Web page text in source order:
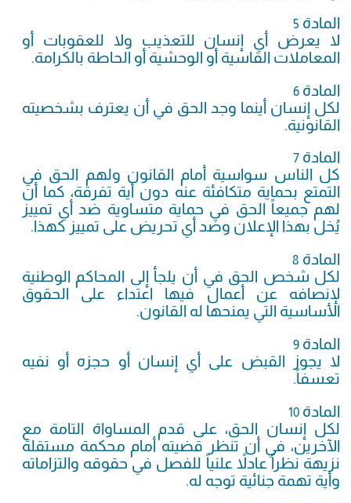
المادة 5
لا يعرض أي إنسان للتعذيب ولا للعقوبات أو
المعاملات القاسية أو الوحشية أو الحاطة بالكرامة.
المادة 6
لكل إنسان أينما وجد الحق في أن يعترف بشخصيته
القانونية.
المادة 7
كل الناس سواسية أمام القانون ولهم الحق في
التمتع بحماية متكافئة عنه دون أية تفرقة، كما أن
لهم جميعاً الحق في حماية متساوية ضد أي تمييز
يُخل بهذا الإعلان وضد أي تحريض على تمييز كهذا.
المادة 8
لكل شخص الحق في أن يلجأ إلى المحاكم الوطنية
لإنصافه عن أعمال فيها اعتداء على الحقوق
الأساسية التي يمنحها له القانون.
المادة 9
لا يجوز القبض على أي إنسان أو حجزه أو نفيه
تعسفاً.
المادة 10
لكل إنسان الحق، على قدم المساواة التامة مع
الآخرين، في أن تنظر قضيته أمام محكمة مستقلة
نزيهة نظراً عادلاً علنياً للفصل في حقوقه والتزاماته
وأية تهمة جنائية توجه له.